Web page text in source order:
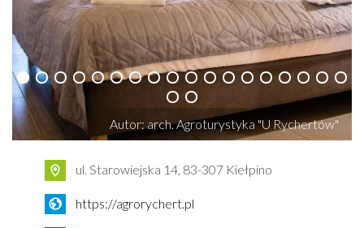
Autor: arch. Agroturystyka "U Rychertów"
ul. Starowiejska 14, 83-307 Kiełpino
https://agrorychert.pl